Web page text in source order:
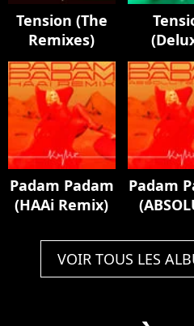
Tension (The
Remixes)
Padam Padam
(HAAi Remix)
Padam
VOIR TOUS LES